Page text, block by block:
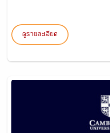
ดูรายละเอียด